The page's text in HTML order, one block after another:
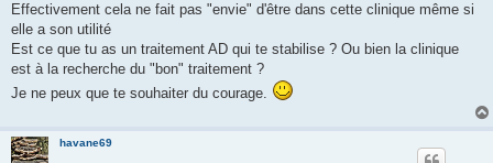
a
Effectivement cela ne fait pas "envie" d'être dans cette clinique même si
elle a son utilité
Est ce que tu as un traitement AD qui te stabilise ? Ou bien la clinique
est à la recherche du "bon" traitement ?
Je ne peux que te souhaiter du courage.
havane69